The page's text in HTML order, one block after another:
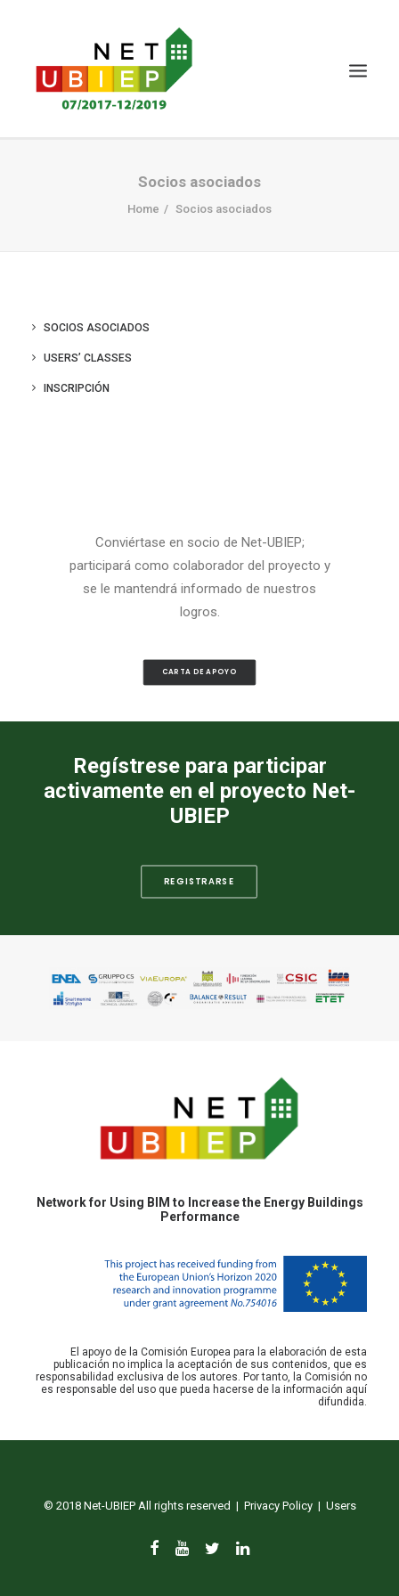
PROYECTO NET-UBIEP
Socios asociados
Home Socios asociados
SOCIOS ASOCIADOS
USERS’ CLASSES
INSCRIPCIÓN
Conviértase en socio de Net-UBIEP;
participará como colaborador del proyecto y
se le mantendrá informado de nuestros
logros.
CARTA DE APOYO
Regístrese para participar
activamente en el proyecto Net-
UBIEP
REGISTRARSE
Network for Using BIM to Increase the Energy Buildings
Performance
El apoyo de la Comisión Europea para la elaboración de esta
publicación no implica la aceptación de sus contenidos, que es
responsabilidad exclusiva de los autores. Por tanto, la Comisión no
es responsable del uso que pueda hacerse de la información aquí
difundida.
© 2018 Net-UBIEP All rights reserved | Privacy Policy| Users